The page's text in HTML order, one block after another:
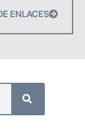
ENLACES